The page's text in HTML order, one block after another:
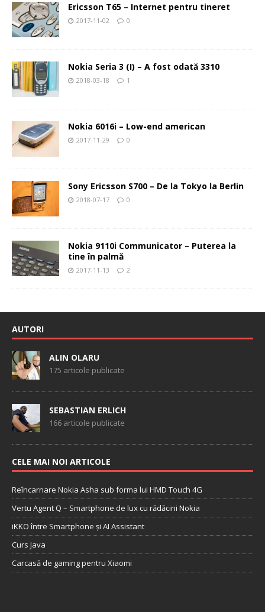
Ericsson T65 – Internet pentru tineret
2017-11-02 0
Nokia Seria 3 (I) – A fost odată 3310
2018-03-18 1
Nokia 6016i – Low-end american
2017-11-29 0
Sony Ericsson S700 – De la Tokyo la Berlin
2018-07-17 0
Nokia 9110i Communicator – Puterea la
tine în palmă
2017-11-13 2
AUTORI
ALIN OLARU
175 articole publicate
SEBASTIAN ERLICH
166 articole publicate
CELE MAI NOI ARTICOLE
Reîncarnare Nokia Asha sub forma lui HMD Touch 4G
Vertu Agent Q – Smartphone de lux cu rădăcini Nokia
iKKO între Smartphone și AI Assistant
Curs Java
Carcasă de gaming pentru Xiaomi